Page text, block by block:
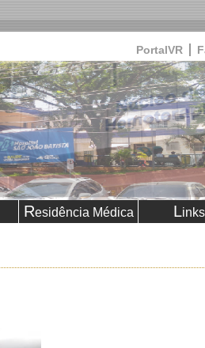
PortalVR
Residência Médica L